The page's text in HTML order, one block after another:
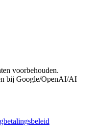
voorbehouden.
bij Google/OpenAI/AI